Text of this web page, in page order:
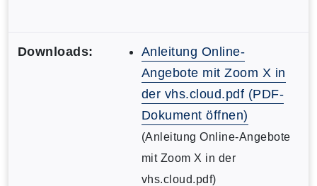
Downloads:
Anleitung Online-
Angebote mit Zoom X in
der vhs.cloud.pdf (PDF-
Dokument öffnen)
(Anleitung Online-Angebote
mit Zoom X in der
vhs.cloud.pdf)